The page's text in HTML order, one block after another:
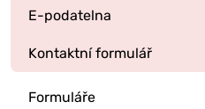
E-podatelna
Kontaktní formulář
Formuláře